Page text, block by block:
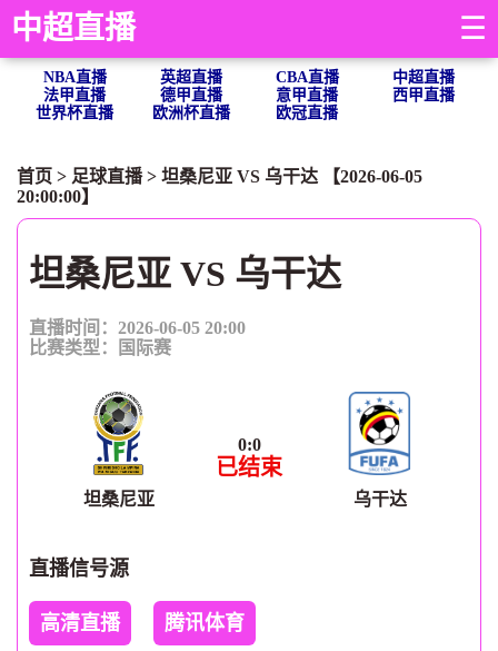
中超直播 ☰
NBA直播 英超直播 CBA直播
中超直播
法甲直播
德甲直播 意甲直播
西甲直播
世界杯直播
欧洲杯直播 欧冠直播
首页 > 足球直播> 坦桑尼亚 VS 乌干达 【2026-06-05
20:00:00】
坦桑尼亚 VS 乌干达
直播时间：2026-06-05 20:00
比赛类型：
国际赛
坦桑尼亚
0:0
已结束
乌干达
直播信号源
高清直播 腾讯体育